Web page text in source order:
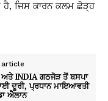
ਜਿਸ ਕਾਰਨ ਕਲਮ ਛੋੜ੍ਹ
article
ਅਤੇ INDIA ਗਠਜੋੜ ਤੋਂ ਬਸਪਾ
ਦੂਰੀ, ਪ੍ਰਧਾਨ ਮਾਇਆਵਤੀ
ਐਲਾਨ